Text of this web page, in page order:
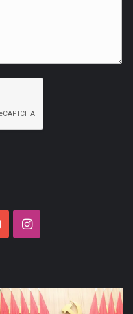
YouTubeInstagram